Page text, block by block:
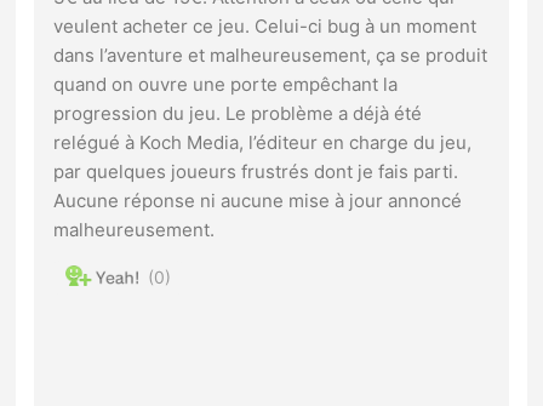
veulent acheter ce jeu. Celui-ci bug à un moment
dans l’aventure et malheureusement, ça se produit
quand on ouvre une porte empêchant la
progression du jeu. Le problème a déjà été
relégué à Koch Media, l’éditeur en charge du jeu,
par quelques joueurs frustrés dont je fais parti.
Aucune réponse ni aucune mise à jour annoncé
malheureusement.
0